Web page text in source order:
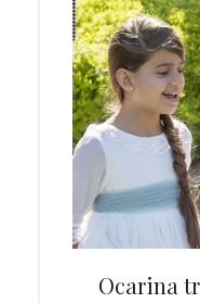
Ocarina